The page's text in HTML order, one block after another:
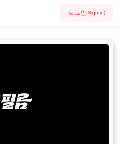
로그인(Sign in)